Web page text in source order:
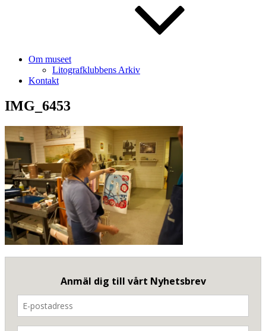
Om museet
Litografklubbens Arkiv
Kontakt
IMG_6453